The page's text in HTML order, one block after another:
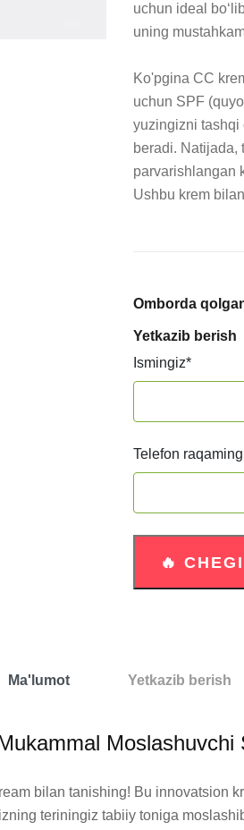
uchun ideal
uning
Ko'pgina CC
uchun SPF
yuzingizni tashqi
beradi. Natijada,
parvarishlangan
Ushbu krem
Omborda
Yetkazib berish
Ismingiz*
Telefon
Ma'lumot Yetkazib berish
bilan tanishing! Bu innovatsion
teriningiz tabiiy toniga